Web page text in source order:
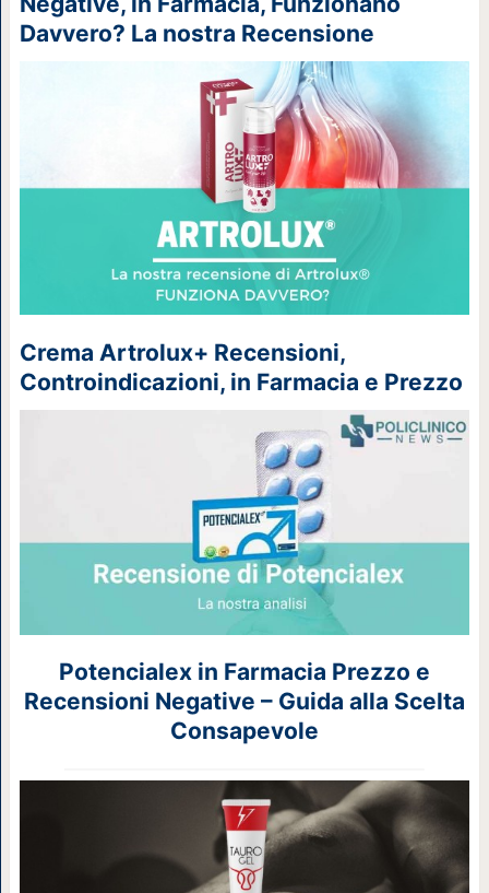
Davvero? La nostra Recensione
Crema Artrolux+ Recensioni,
Controindicazioni, in Farmacia e Prezzo
Potencialex in Farmacia Prezzo e
Recensioni Negative – Guida alla Scelta
Consapevole